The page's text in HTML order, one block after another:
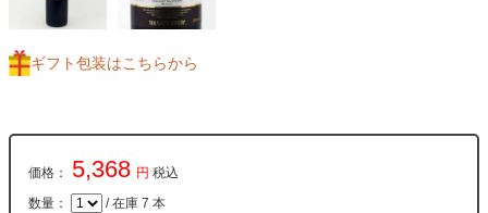
ギフト包装はこちらから
価格： 5,368 円 税込
数量： / 在庫 7 本